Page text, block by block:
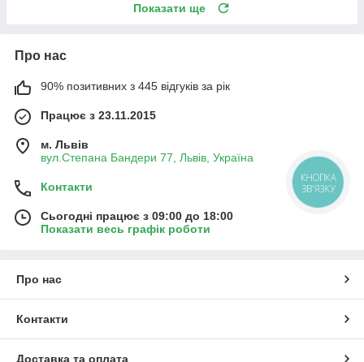
Показати ще
Про нас
90% позитивних з 445 відгуків за рік
Працює з 23.11.2015
м. Львів
вул.Степана Бандери 77, Львів, Україна
Контакти
Сьогодні працює з 09:00 до 18:00
Показати весь графік роботи
Про нас
Контакти
Доставка та оплата
КНОПКА
ЗВ'ЯЗКУ